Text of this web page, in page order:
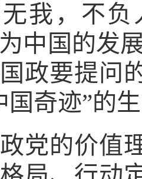
我，不负
中国的发
政要提问
国奇迹”的
的价值理